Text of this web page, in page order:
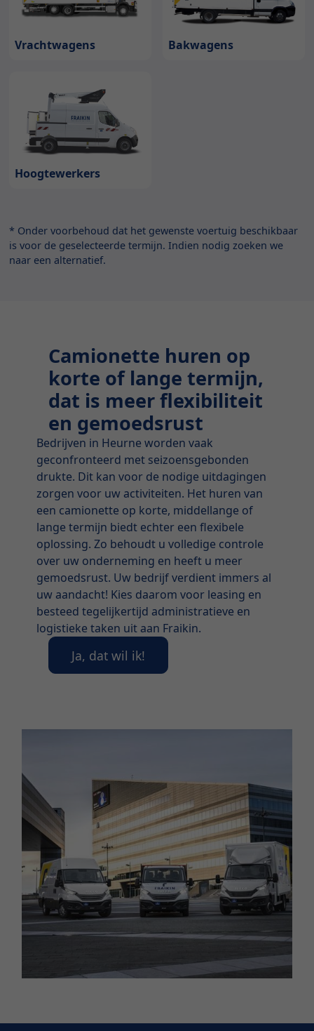
Vrachtwagens Bakwagens
Hoogtewerkers
* Onder voorbehoud dat het gewenste voertuig beschikbaar
is voor de geselecteerde termijn. Indien nodig zoeken we
naar een alternatief.
Camionette huren op
korte of lange termijn,
dat is meer flexibiliteit
en gemoedsrust
Bedrijven in Heurne worden vaak
geconfronteerd met seizoensgebonden
drukte. Dit kan voor de nodige uitdagingen
zorgen voor uw activiteiten. Het huren van
een camionette op korte, middellange of
lange termijn biedt echter een flexibele
oplossing. Zo behoudt u volledige controle
over uw onderneming en heeft u meer
gemoedsrust. Uw bedrijf verdient immers al
uw aandacht! Kies daarom voor leasing en
besteed tegelijkertijd administratieve en
logistieke taken uit aan Fraikin.
Ja, dat wil ik!